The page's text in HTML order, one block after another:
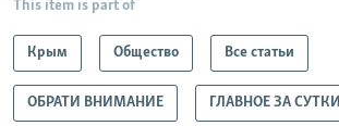
This item is part of
Крым Общество Все статьи
ОБРАТИ ВНИМАНИЕ ГЛАВНОЕ ЗА СУТКИ